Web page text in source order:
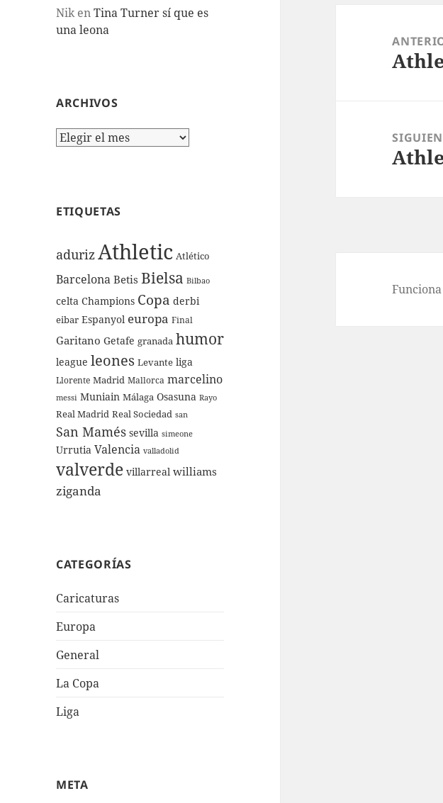
NikenTina Turner sí que es
una leona
ARCHIVOS
Archivos
ETIQUETAS
adurizAthletic Atlético
Barcelona Betis Bielsa Bilbao
celta Champions Copa derbi
eibar Espanyol europa Final
Garitano Getafe granada humor
league leones Levante liga
Llorente Madrid Mallorca marcelino
messi Muniain Málaga Osasuna Rayo
Real Madrid Real Sociedad san
San Mamés sevilla simeone
Urrutia Valencia valladolid
valverde villarreal williams
ziganda
CATEGORÍAS
Caricaturas
Europa
General
La Copa
Liga
META
entradas